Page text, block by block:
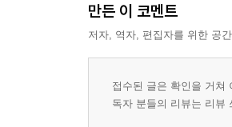
만든 이 코멘트
저자, 역자, 편집자를 위한 공
접수된 글은 확인을 거쳐
독자 분들의 리뷰는 리뷰